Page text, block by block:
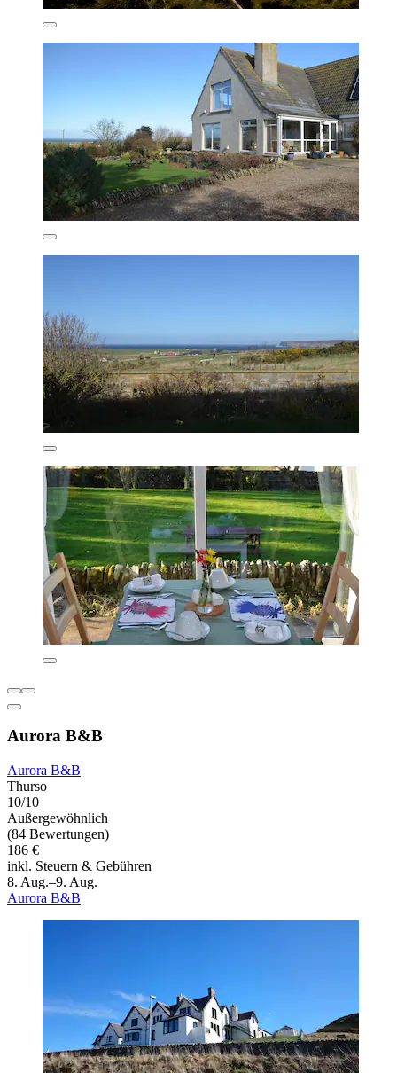
Aurora B&B
Aurora B&B
Thurso
10/10
Außergewöhnlich
(84 Bewertungen)
186 €
inkl. Steuern & Gebühren
8. Aug.–9. Aug.
Aurora B&B